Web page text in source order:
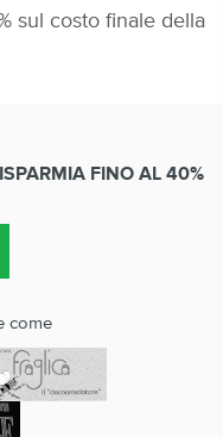
sul costo finale della
FINO AL 40%
come